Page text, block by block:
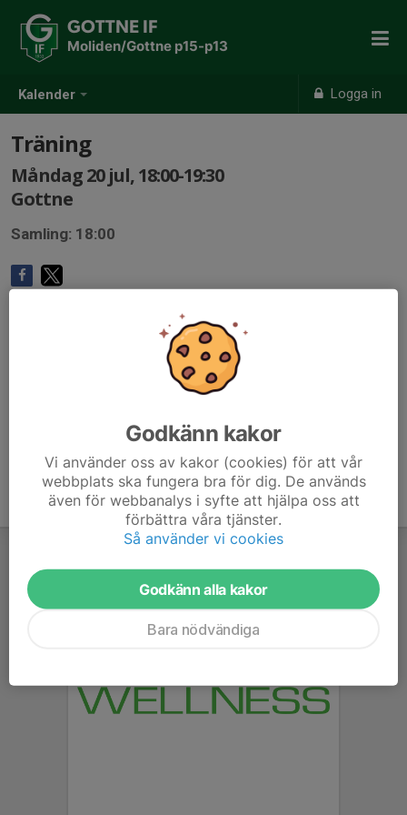
Kalender Logga in
GOTTNE IF
Moliden/Gottne p15-p13
Träning
Måndag 20 jul, 18:00-19:30
Gottne
Samling: 18:00
Godkänn kakor
Vi använder oss av kakor (cookies) för att vår
webbplats ska fungera bra för dig. De används
även för webbanalys i syfte att hjälpa oss att
förbättra våra tjänster.
Så använder vi cookies
Godkänn alla kakor
Bara nödvändiga